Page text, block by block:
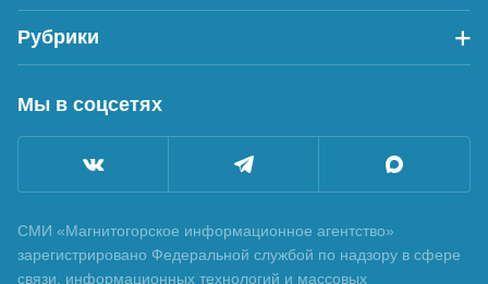
Рубрики
Мы в соцсетях
СМИ «Магнитогорское информационное агентство»
зарегистрировано Федеральной службой по надзору в сфере
связи, информационных технологий и массовых